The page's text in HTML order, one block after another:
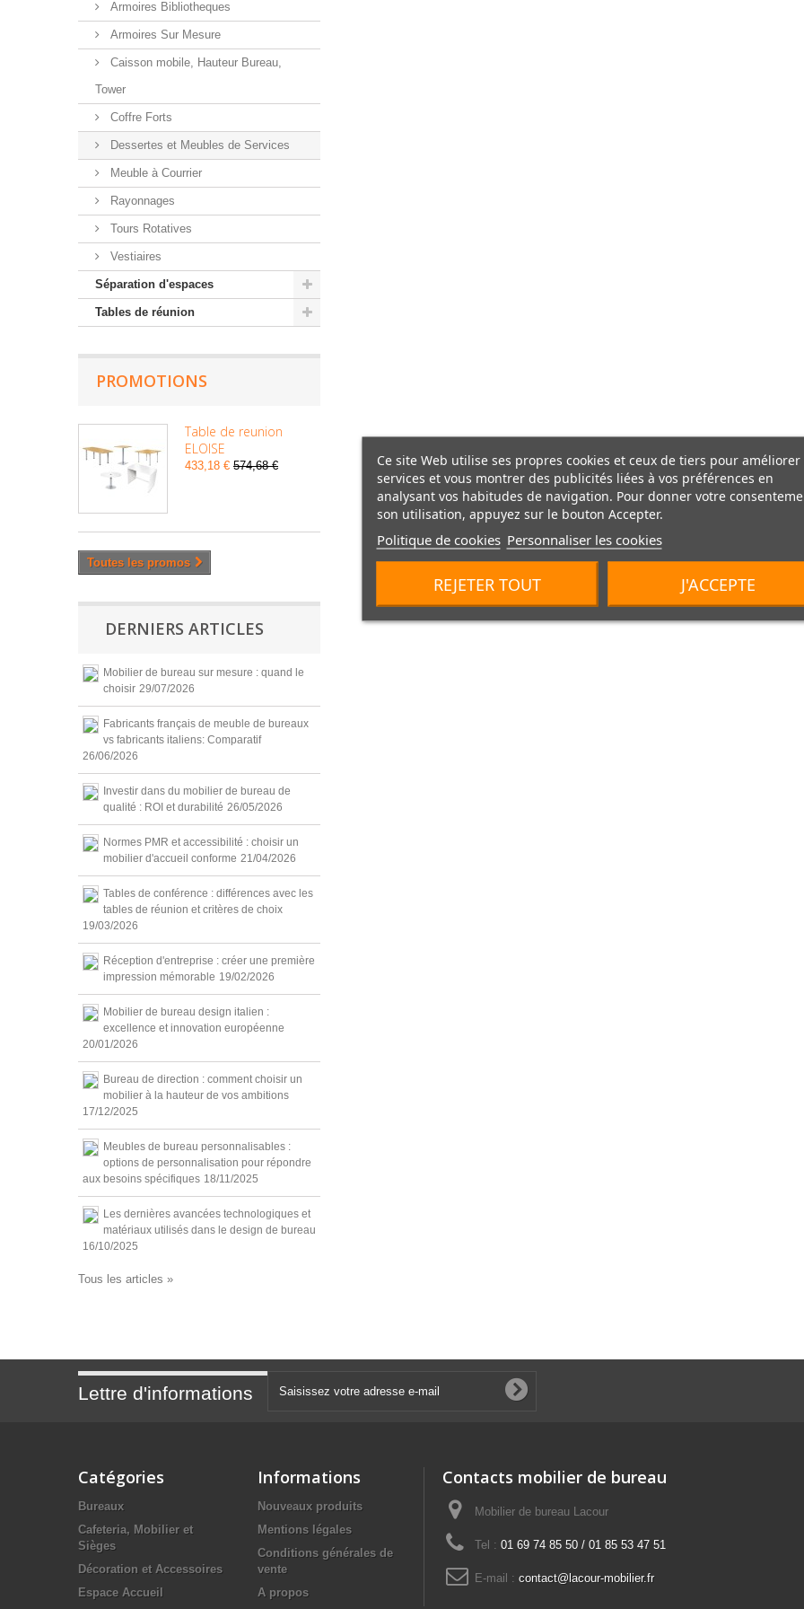
Armoires Bibliotheques
Armoires Sur Mesure
Caisson mobile, Hauteur Bureau,
Tower
Coffre Forts
Dessertes et Meubles de Services
Meuble à Courrier
Rayonnages
Tours Rotatives
Vestiaires
Séparation d'espaces
Tables de réunion
PROMOTIONS
Table de reunion
ELOISE
433,18 € 574,68 €
Toutes les promos
DERNIERS ARTICLES
Mobilier de bureau sur mesure : quand le
choisir 29/07/2026
Fabricants français de meuble de bureaux
vs fabricants italiens: Comparatif
26/06/2026
Investir dans du mobilier de bureau de
qualité : ROI et durabilité 26/05/2026
Normes PMR et accessibilité : choisir un
mobilier d'accueil conforme 21/04/2026
Tables de conférence : différences avec les
tables de réunion et critères de choix
19/03/2026
Réception d'entreprise : créer une première
impression mémorable 19/02/2026
Mobilier de bureau design italien :
excellence et innovation européenne
20/01/2026
Bureau de direction : comment choisir un
mobilier à la hauteur de vos ambitions
17/12/2025
Meubles de bureau personnalisables :
options de personnalisation pour répondre
aux besoins spécifiques 18/11/2025
Les dernières avancées technologiques et
matériaux utilisés dans le design de bureau
16/10/2025
Tous les articles »
Lettre d'informations
Catégories
Bureaux
Cafeteria, Mobilier et
Sièges
Décoration et Accessoires
Espace Accueil
Informations
Nouveaux produits
Mentions légales
Conditions générales de
vente
A propos
Contacts mobilier de bureau
Mobilier de bureau Lacour
Tel : 01 69 74 85 50 / 01 85 53 47 51
E-mail : contact@lacour-mobilier.fr
Ce site Web utilise ses propres cookies et ceux de tiers pour améliorer
services et vous montrer des publicités liées à vos préférences en
analysant vos habitudes de navigation. Pour donner votre
son utilisation, appuyez sur le bouton Accepter.
Politique de cookies Personnaliser les cookies
REJETER TOUT J'ACCEPTE